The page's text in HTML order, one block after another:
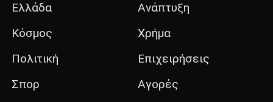
Ελλάδα
Κόσμος
Πολιτική
Σπορ
Ανάπτυξη
Χρήμα
Επιχειρήσεις
Αγορές